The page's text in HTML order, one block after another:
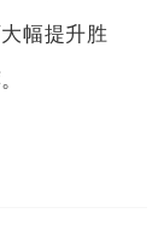
幅提升胜